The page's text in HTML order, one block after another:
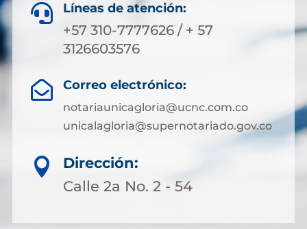
 Líneas de atención:
+57 310-7777626 / + 57
3126603576
 Correo electrónico:
notariaunicagloria@ucnc.com.co
unicalagloria@supernotariado.gov.co

Dirección:
Calle 2a No. 2 - 54